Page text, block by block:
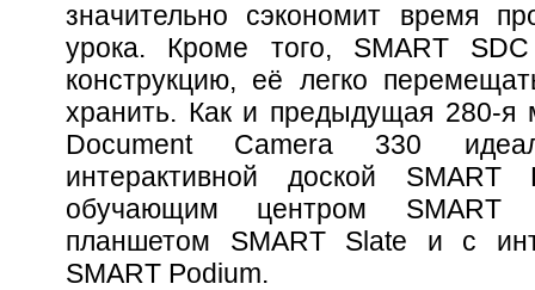
значительно сэкономит время
урока. Кроме того, SMART
конструкцию, её легко
хранить. Как и предыдущая 280-я
Document Camera 330
интерактивной доской SMART
обучающим центром SMART
планшетом SMART Slate и с
SMART Podium.